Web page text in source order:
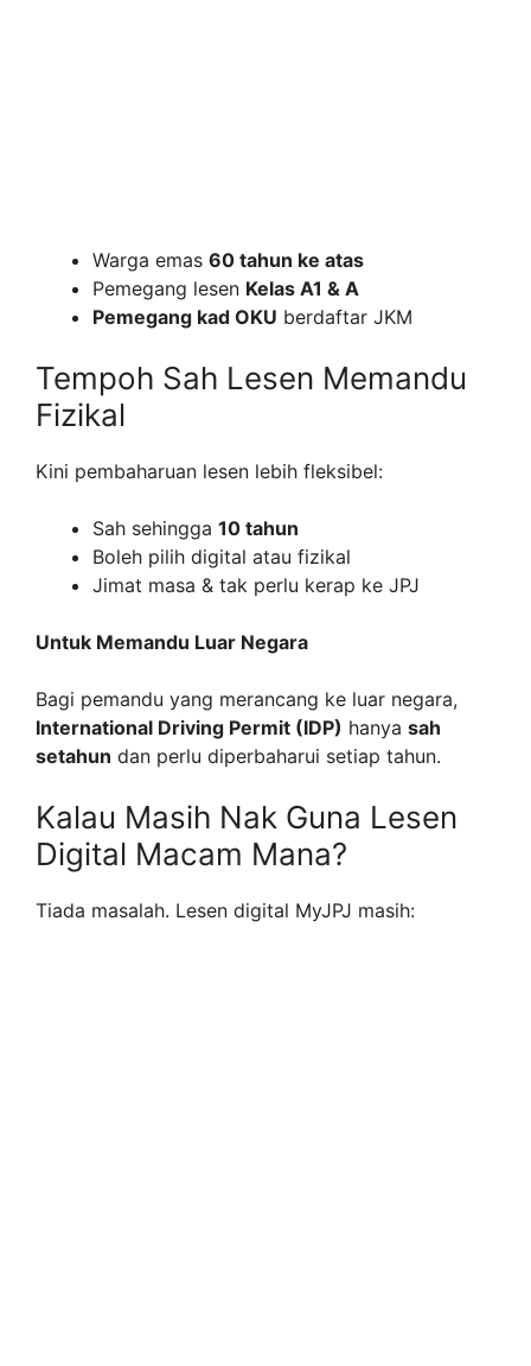
Warga emas 60 tahun ke atas
Pemegang lesen Kelas A1 & A
Pemegang kad OKU berdaftar JKM
Tempoh Sah Lesen Memandu
Fizikal
Kini pembaharuan lesen lebih fleksibel:
Sah sehingga 10 tahun
Boleh pilih digital atau fizikal
Jimat masa & tak perlu kerap ke JPJ
Untuk Memandu Luar Negara
Bagi pemandu yang merancang ke luar negara,
International Driving Permit (IDP) hanya sah
setahun dan perlu diperbaharui setiap tahun.
Kalau Masih Nak Guna Lesen
Digital Macam Mana?
Tiada masalah. Lesen digital MyJPJ masih: